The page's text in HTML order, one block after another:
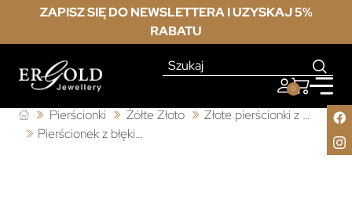
ZAPISZ SIĘ DO NEWSLETTERA I UZYSKAJ 5%
RABATU
0
Pierścionki Żółte Złoto
Złote pierścionki z cyrkonią
Pierścionek z błękitnym oczkiem 585